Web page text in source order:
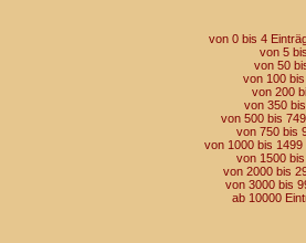
von 0 bis 4
von 5
von 50
von 100
von 200
von 350
von 500 bis
von 750 bis
von 1000 bis 1499
von 1500
von 2000 bis
von 3000 bis
ab 10000